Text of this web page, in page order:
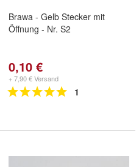
Brawa - Gelb Stecker mit
Öffnung - Nr. S2
0,10 €
+ 7,90 € Versand
1